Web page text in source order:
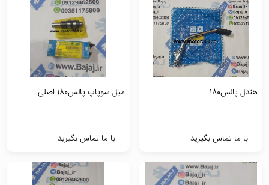
هندل پالس180
با ما تماس بگیرید
میل سوپاپ پالس180 اصلی
با ما تماس بگیرید